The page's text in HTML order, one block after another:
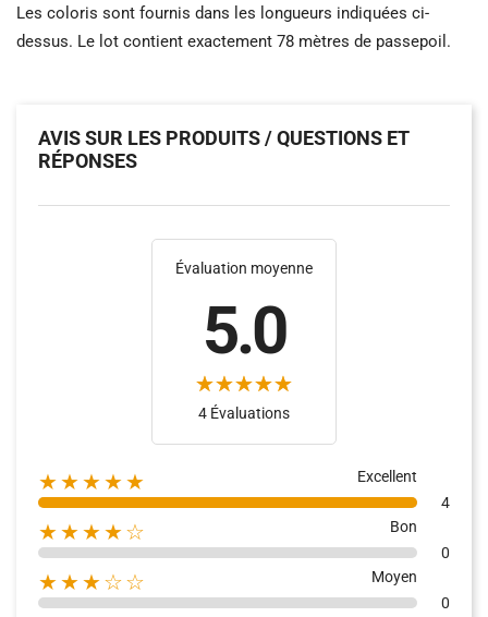
Les coloris sont fournis dans les longueurs indiquées ci-
dessus. Le lot contient exactement 78 mètres de passepoil.
AVIS SUR LES PRODUITS / QUESTIONS ET
RÉPONSES
Évaluation moyenne
5.0
4 Évaluations
★★★★★
Excellent
4
★★★★☆
Bon
0
★★★☆☆
Moyen
0